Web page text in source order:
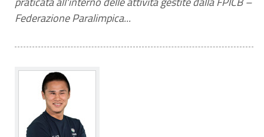
Federazione Paralimpica...